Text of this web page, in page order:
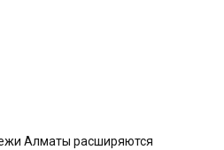
Алматы расширяются